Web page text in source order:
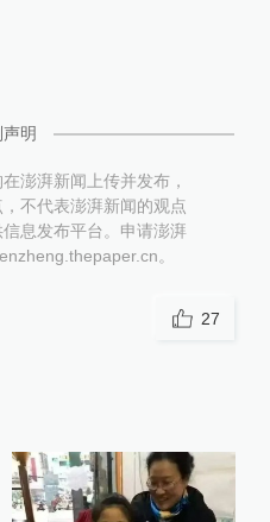
明
澎湃新闻上传并发布，
不代表澎湃新闻的观点
息发布平台。申请澎湃
。
27